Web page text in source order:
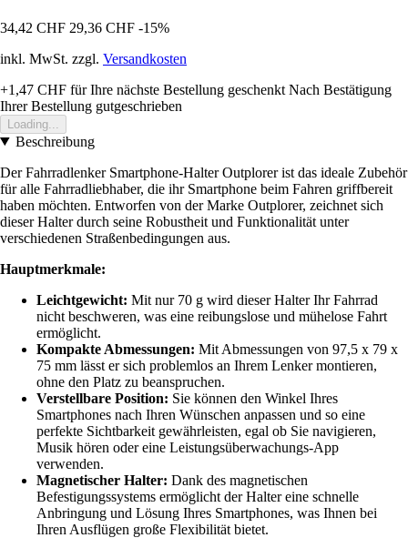
34,42 CHF 29,36 CHF -15%
inkl. MwSt. zzgl. Versandkosten
+1,47 CHF für Ihre nächste Bestellung geschenkt Nach Bestätigung
Ihrer Bestellung gutgeschrieben
Loading...
Beschreibung
Der Fahrradlenker Smartphone-Halter Outplorer ist das ideale Zubehör
für alle Fahrradliebhaber, die ihr Smartphone beim Fahren griffbereit
haben möchten. Entworfen von der Marke Outplorer, zeichnet sich
dieser Halter durch seine Robustheit und Funktionalität unter
verschiedenen Straßenbedingungen aus.
Hauptmerkmale:
Leichtgewicht: Mit nur 70 g wird dieser Halter Ihr Fahrrad
nicht beschweren, was eine reibungslose und mühelose Fahrt
ermöglicht.
Kompakte Abmessungen: Mit Abmessungen von 97,5 x 79 x
75 mm lässt er sich problemlos an Ihrem Lenker montieren,
ohne den Platz zu beanspruchen.
Verstellbare Position: Sie können den Winkel Ihres
Smartphones nach Ihren Wünschen anpassen und so eine
perfekte Sichtbarkeit gewährleisten, egal ob Sie navigieren,
Musik hören oder eine Leistungsüberwachungs-App
verwenden.
Magnetischer Halter: Dank des magnetischen
Befestigungssystems ermöglicht der Halter eine schnelle
Anbringung und Lösung Ihres Smartphones, was Ihnen bei
Ihren Ausflügen große Flexibilität bietet.